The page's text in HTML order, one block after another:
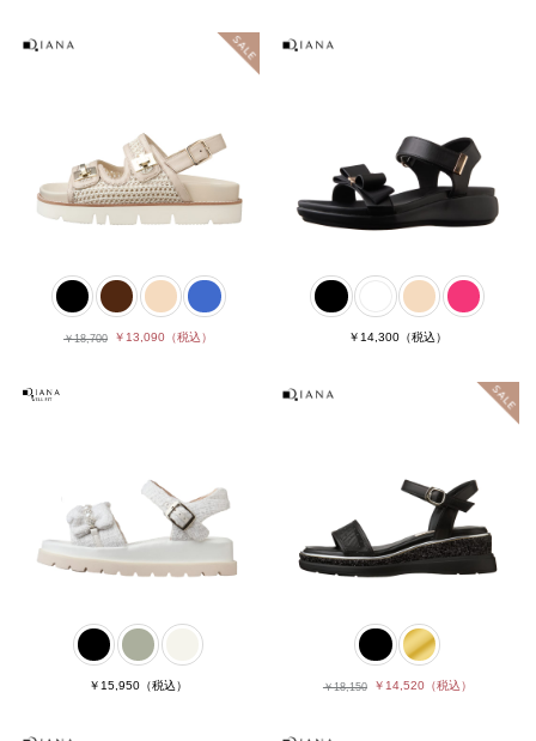
￥18,700 ￥13,090 （税込） ￥14,300（税込）
￥15,950 （税込） ￥18,150 ￥14,520（税込）